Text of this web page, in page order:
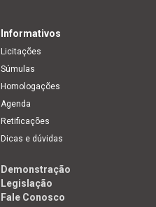
Informativos
Licitações
Súmulas
Homologações
Agenda
Retificações
Dicas e dúvidas
Demonstração
Legislação
Fale Conosco